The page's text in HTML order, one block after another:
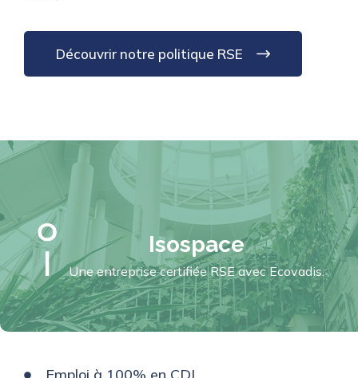
Découvrir notre politique RSE
Isospace
Une entreprise certifiée RSE avec Ecovadis.